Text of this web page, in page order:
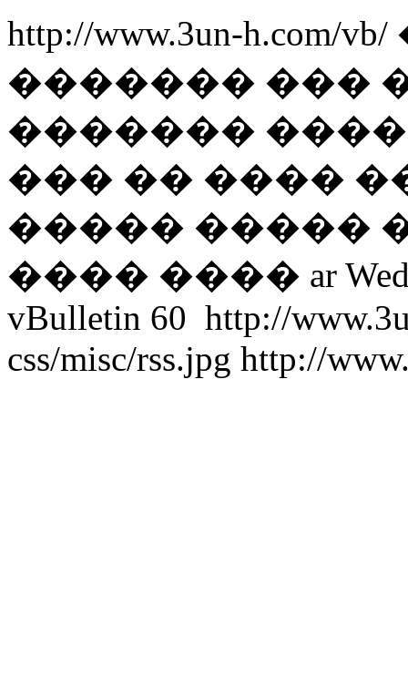
http://www.3un-h.com/vb/
������� ���
������� �����
��� �� ����
����� �����
���� ���� ar
vBulletin 60 http://
css/misc/rss.jpg http://